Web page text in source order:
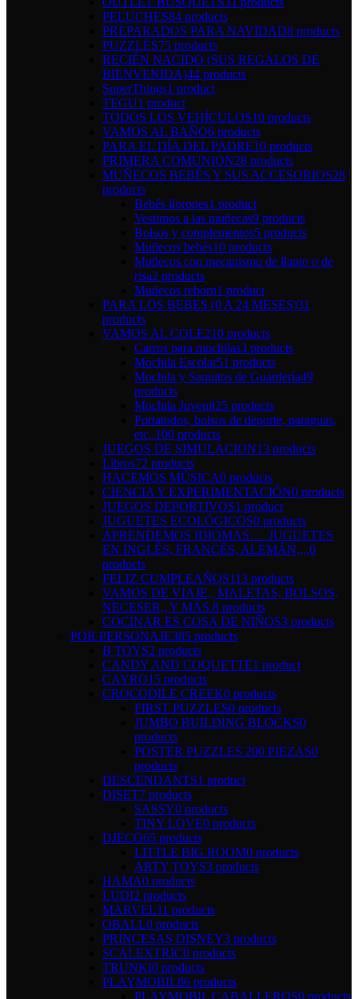
PELUCHES84 products
PREPARADOS PARA NAVIDAD8 products
PUZZLES75 products
RECIÉN NACIDO (SUS REGALOS DE
BIENVENIDA)44 products
SuperThings1 product
TEGU1 product
TODOS LOS VEHÍCULOS10 products
VAMOS AL BAÑO6 products
PARA EL DÍA DEL PADRE10 products
PRIMERA COMUNION28 products
MUÑECOS BEBÉS Y SUS ACCESORIOS28
products
Bebés llorones1 product
Vestimos a las muñecas9 products
Bolsos y complementos5 products
Muñecos bebés10 products
Muñecos con mecanismo de llanto o de
risa2 products
Muñecos reborn1 product
PARA LOS BEBES (0 A 24 MESES)31
products
VAMOS AL COLE210 products
Carros para mochilas3 products
Mochila Escolar51 products
Mochila y Saquitos de Guardería49
products
Mochila Juvenil25 products
Portatodos, bolsos de deporte, paraguas,
etc..100 products
JUEGOS DE SIMULACION13 products
Libros72 products
HACEMOS MÚSICA0 products
CIENCIA Y EXPERIMENTACIÓN0 products
JUEGOS DEPORTIVOS1 product
JUGUETES ECOLÓGICOS0 products
APRENDEMOS IDIOMAS…. JUGUETES
EN INGLÉS, FRANCÉS, ALEMÁN,,,,0
products
FELIZ CUMPLEAÑOS113 products
VAMOS DE VIAJE,, MALETAS, BOLSOS,
NECESER,, Y MÁS.8 products
COCINAR ES COSA DE NIÑOS3 products
POR PERSONAJE385 products
B TOYS2 products
CANDY AND COQUETTE1 product
CAYRO15 products
CROCODILE CREEK0 products
FIRST PUZZLES0 products
JUMBO BUILDING BLOCKS0
products
POSTER PUZZLES 200 PIEZAS0
products
DESCENDANTS1 product
DISET7 products
SASSY0 products
TINY LOVE0 products
DJECO65 products
LITTLE BIG ROOM0 products
ARTY TOYS3 products
HAMA0 products
LUDI2 products
MARVEL11 products
OBALL0 products
PRINCESAS DISNEY3 products
SCALEXTRIC0 products
TRUNKI0 products
PLAYMOBIL86 products
PLAYMOBIL CABALLEROS0 products